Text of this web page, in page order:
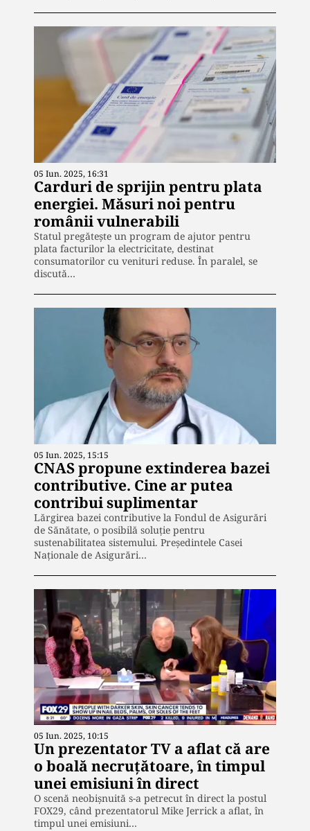
05 Iun. 2025, 16:31
Carduri de sprijin pentru plata
energiei. Măsuri noi pentru
românii vulnerabili
Statul pregătește un program de ajutor pentru
plata facturilor la electricitate, destinat
consumatorilor cu venituri reduse. În paralel, se
discută…
05 Iun. 2025, 15:15
CNAS propune extinderea bazei
contributive. Cine ar putea
contribui suplimentar
Lărgirea bazei contributive la Fondul de Asigurări
de Sănătate, o posibilă soluție pentru
sustenabilitatea sistemului. Președintele Casei
Naționale de Asigurări…
05 Iun. 2025, 10:15
Un prezentator TV a aflat că are
o boală necruţătoare, în timpul
unei emisiuni în direct
O scenă neobişnuită s-a petrecut în direct la postul
FOX29, când prezentatorul Mike Jerrick a aflat, în
timpul unei emisiuni…